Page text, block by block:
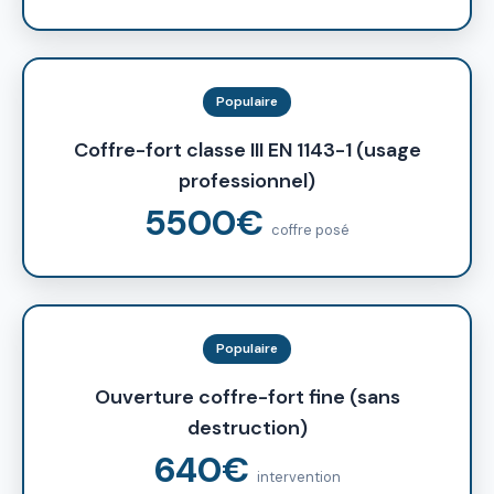
Populaire
Coffre-fort classe III EN 1143-1 (usage
professionnel)
5500€ coffre posé
Populaire
Ouverture coffre-fort fine (sans
destruction)
640€ intervention